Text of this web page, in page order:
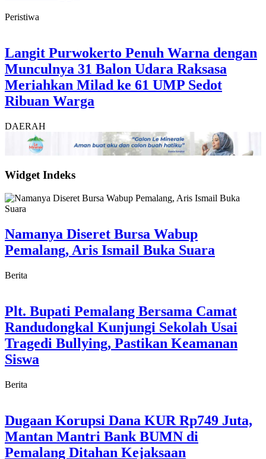
Peristiwa
Langit Purwokerto Penuh Warna dengan
Munculnya 31 Balon Udara Raksasa
Meriahkan Milad ke 61 UMP Sedot
Ribuan Warga
DAERAH
Widget Indeks
Namanya Diseret Bursa Wabup
Pemalang, Aris Ismail Buka Suara
Berita
Plt. Bupati Pemalang Bersama Camat
Randudongkal Kunjungi Sekolah Usai
Tragedi Bullying, Pastikan Keamanan
Siswa
Berita
Dugaan Korupsi Dana KUR Rp749 Juta,
Mantan Mantri Bank BUMN di
Pemalang Ditahan Kejaksaan